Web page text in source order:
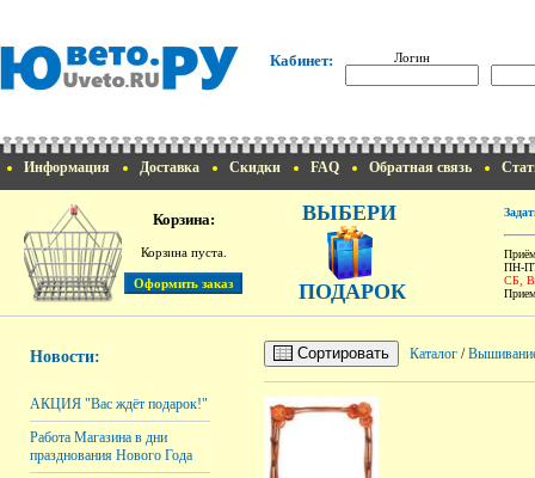
Кабинет: Логин
Информация Доставка Скидки FAQ Обратная связь
Корзина:
Корзина пуста.
ВЫБЕРИ
ПОДАРОК
ПН-
СБ,
Новости:
АКЦИЯ "Вас ждёт подарок!"
Работа Магазина в дни
празднования Нового Года
Сортировать Каталог /